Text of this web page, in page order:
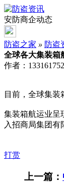
安防商企动态
防盗之家 » 防盗
全球各大集装箱
作者：
目前，全球集装
集装箱航运业呈
入招商局集团有
打赏
上一篇：